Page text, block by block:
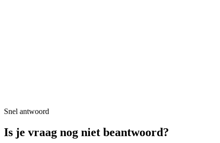
Snel antwoord
Is je vraag nog niet beantwoord?